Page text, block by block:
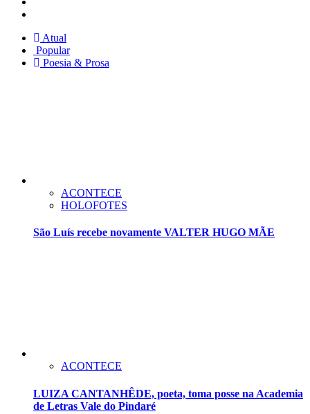
Atual
Popular
Poesia & Prosa
ACONTECE
HOLOFOTES
São Luís recebe novamente VALTER HUGO MÃE
ACONTECE
LUIZA CANTANHÊDE, poeta, toma posse na Academia
de Letras Vale do Pindaré